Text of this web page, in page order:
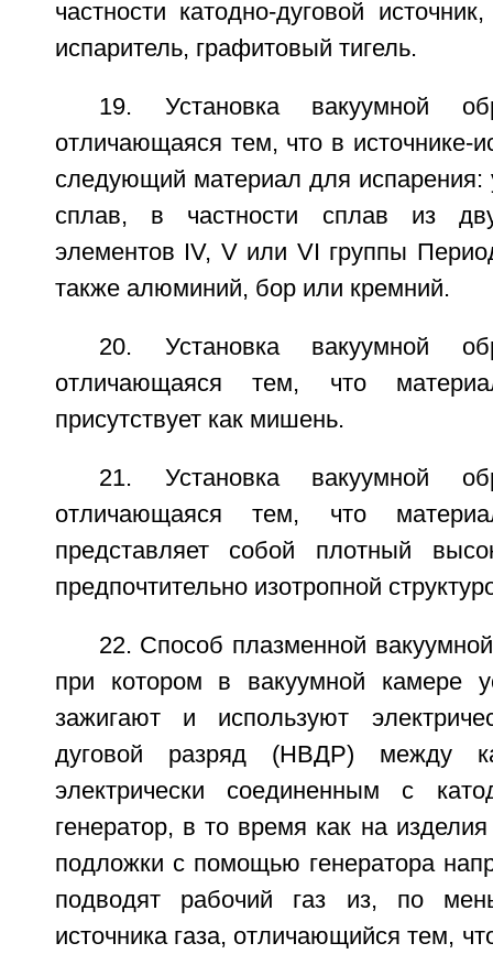
частности катодно-дуговой
испаритель, графитовый тигель.
19. Установка вакуумной
отличающаяся тем, что в источнике-
следующий материал для испарения:
сплав, в частности сплав из
элементов IV, V или VI группы
также алюминий, бор или кремний.
20. Установка вакуумной
отличающаяся тем, что
присутствует как мишень.
21. Установка вакуумной
отличающаяся тем, что
представляет собой плотный
предпочтительно изотропной
22. Способ плазменной
при котором в вакуумной камере
зажигают и используют
дуговой разряд (НВДР) между
электрически соединенным с
генератор, в то время как на
подложки с помощью генератора
подводят рабочий газ из, по
источника газа, отличающийся тем,